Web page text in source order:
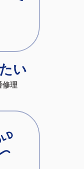
い
修理